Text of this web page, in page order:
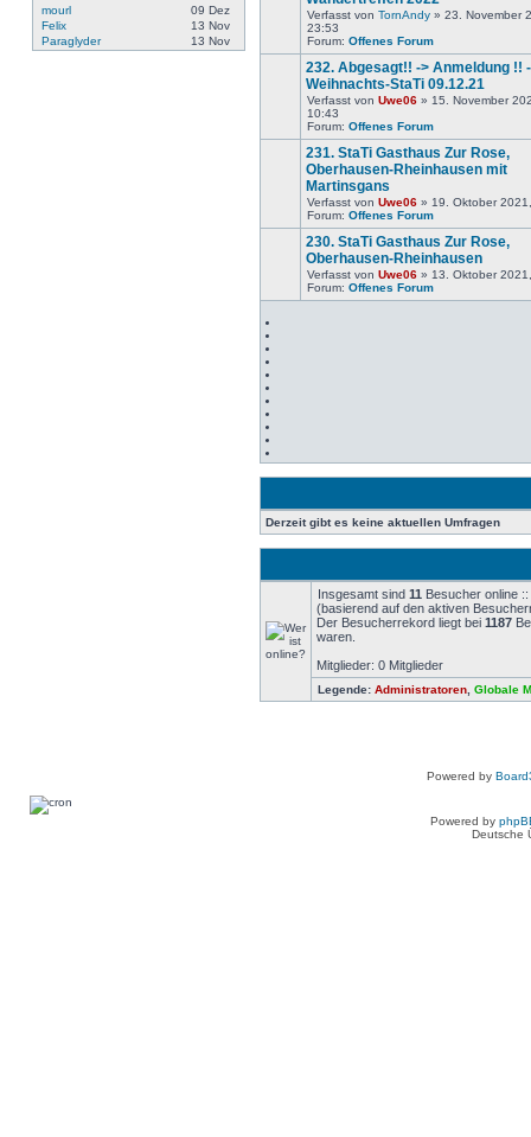
mourl
09 Dez
Felix
13 Nov
Paraglyder
13 Nov
Keine
neuen
Beiträge
Verfasst von TornAndy » 23. November
23:53
Forum: Offenes Forum
Keine
neuen
Beiträge
232. Abgesagt!! -> Anmeldung !! -
Weihnachts-StaTi 09.12.21
Verfasst von Uwe06 » 15. November
10:43
Forum: Offenes Forum
Keine
neuen
Beiträge
231. StaTi Gasthaus Zur Rose,
Oberhausen-Rheinhausen mit
Martinsgans
Verfasst von Uwe06 » 19. Oktober
Forum: Offenes Forum
Keine
neuen
230. StaTi Gasthaus Zur Rose,
Oberhausen-Rheinhausen
Verfasst von Uwe06 » 13. Oktober
Forum: Offenes Forum
Derzeit gibt es keine aktuellen Umfragen
Insgesamt sind 11 Besucher online
(basierend auf den aktiven
Der Besucherrekord liegt bei 1187
waren.
Mitglieder: 0 Mitglieder
Legende: Administratoren Globale
Powered by
Powered by
Deutsche